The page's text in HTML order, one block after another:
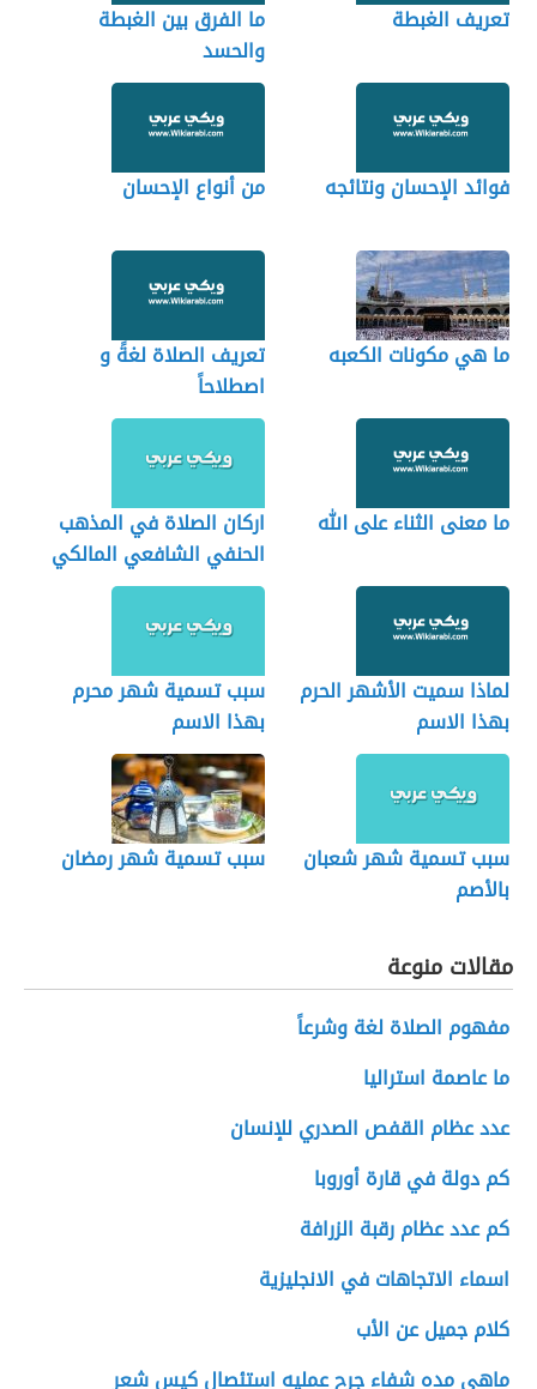
تعريف الغبطة
ما الفرق بين الغبطة
والحسد
فوائد الإحسان ونتائجه من أنواع الإحسان
ما هي مكونات الكعبه
تعريف الصلاة لغةً و
اصطلاحاً
ما معنى الثناء على الله
اركان الصلاة في المذهب
الحنفي الشافعي المالكي
الحنبلي
لماذا سميت الأشهر الحرم
بهذا الاسم
سبب تسمية شهر محرم
بهذا الاسم
سبب تسمية شهر شعبان
بالأصم
سبب تسمية شهر رمضان
مقالات منوعة
مفهوم الصلاة لغة وشرعاً
ما عاصمة استراليا
عدد عظام القفص الصدري للإنسان
كم دولة في قارة أوروبا
كم عدد عظام رقبة الزرافة
اسماء الاتجاهات في الانجليزية
كلام جميل عن الأب
ماهي مده شفاء جرح عمليه استئصال كيس شعر